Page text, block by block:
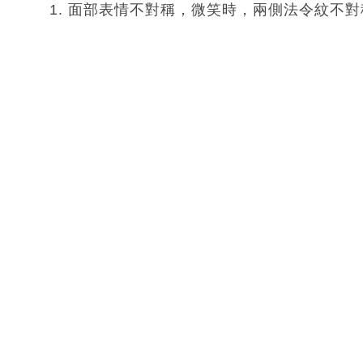
1. 面部表情不對稱，微笑時，兩側法令紋不對